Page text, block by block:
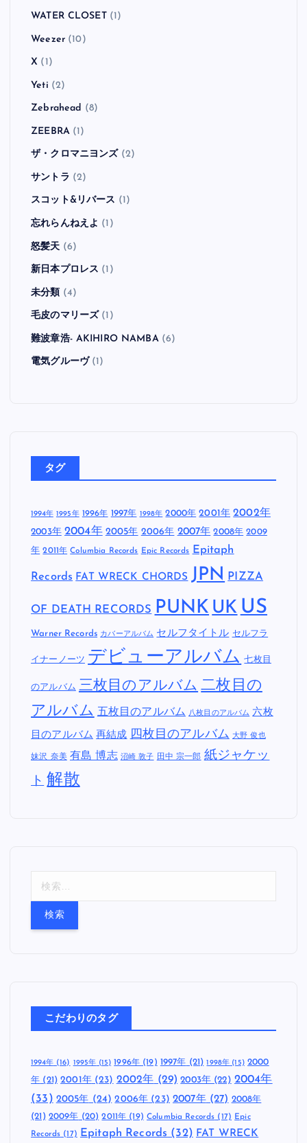
WATER CLOSET(1)
Weezer(10)
X (1)
Yeti (2)
Zebrahead (8)
ZEEBRA(1)
ザ・クロマニヨンズ (2)
サントラ (2)
スコット&リバース (1)
忘れらんねえよ (1)
怒髪天 (6)
新日本プロレス (1)
未分類 (4)
毛皮のマリーズ (1)
難波章浩- AKIHIRO NAMBA(6)
電気グルーヴ(1)
タグ
1994年 1995年 1996年 1997年 1998年 2000年 2001年 2002年
2003年 2004年 2005年 2006年 2007年 2008年 2009
年 2011年 Columbia Records Epic Records Epitaph
Records FAT WRECK CHORDS JPN PIZZA
OF DEATH RECORDS PUNK UK US
Warner Records カバーアルバム セルフタイトル セルフラ
イナーノーツ デビューアルバム 七枚目
のアルバム 三枚目のアルバム 二枚目の
アルバム 五枚目のアルバム 八枚目のアルバム 六枚
目のアルバム 再結成 四枚目のアルバム 大野 俊也
妹沢 奈美 有島 博志 沼崎 敦子 田中 宗一郎 紙ジャケッ
ト 解散
こだわりのタグ
1994年(16) 1995年 (15) 1996年(19) 1997年 (21) 1998年 (15) 2000
年 (21) 2001年(23) 2002年 (29) 2003年 (22) 2004年
(33) 2005年 (24) 2006年 (23) 2007年(27) 2008年
(21) 2009年 (20) 2011年 (19) Columbia Records (17) Epic
Records (17) Epitaph Records (32) FAT WRECK